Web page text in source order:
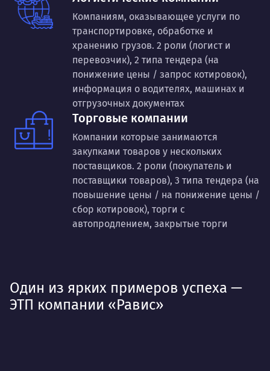
Компаниям, оказывающее услуги по
транспортировке, обработке и
хранению грузов. 2 роли (логист и
перевозчик), 2 типа тендера (на
понижение цены / запрос котировок),
информация о водителях, машинах и
отгрузочных документах
Торговые компании
Компании которые занимаются
закупками товаров у нескольких
поставщиков. 2 роли (покупатель и
поставщики товаров), 3 типа тендера (на
повышение цены / на понижение цены /
сбор котировок), торги с
автопродлением, закрытые торги
Один из ярких примеров успеха —
ЭТП компании «Равис»